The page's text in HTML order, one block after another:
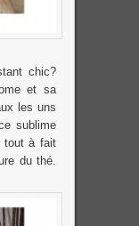
chic?
et sa
les uns
sublime
tout à fait
du thé.